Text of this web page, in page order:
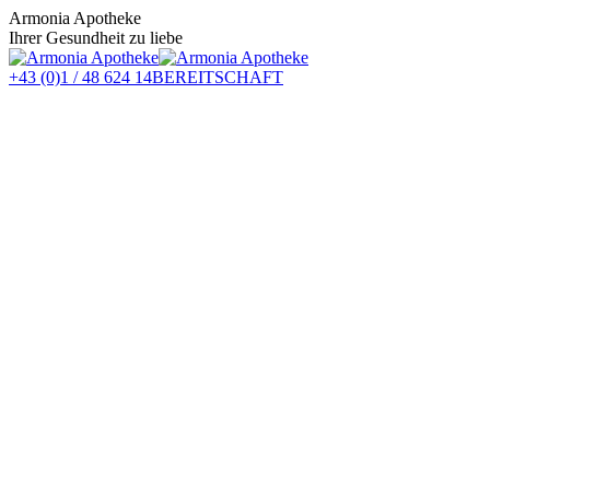
Zum
Inhalt
springen
Armonia Apotheke
Ihrer Gesundheit zu liebe
+43 (0)1 / 48 624 14BEREITSCHAFT